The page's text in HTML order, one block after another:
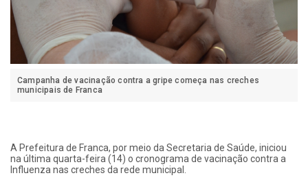
Campanha de vacinação contra a gripe começa nas creches
municipais de Franca
A Prefeitura de Franca, por meio da Secretaria de Saúde, iniciou
na última quarta-feira (14) o cronograma de vacinação contra a
Influenza nas creches da rede municipal.